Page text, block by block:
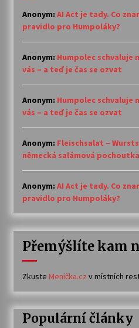
Anonym: AI Act je tady. Co
pravidlo pro Humpoláky?
Anonym: Humpolec schvaluje
vás – a teď je čas se ozvat
Anonym: Humpolec schvaluje
vás – a teď je čas se ozvat
Anonym: Fleischsalat –
německá salámová pochoutka
Anonym: AI Act je tady. Co
pravidlo pro Humpoláky?
Přemýšlíte kam
Zkuste Meníčka.cz v místních
Populární články